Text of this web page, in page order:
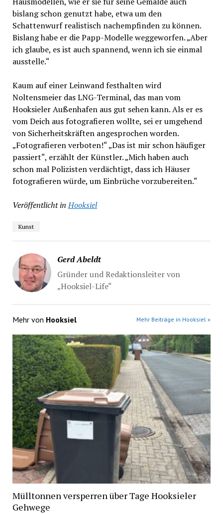
bislang schon genutzt habe, etwa um den
Schattenwurf realistisch nachempfinden zu können.
Bislang habe er die Papp-Modelle weggeworfen. „Aber
ich glaube, es ist auch spannend, wenn ich sie einmal
ausstelle.“
Kaum auf einer Leinwand festhalten wird
Noltensmeier das LNG-Terminal, das man vom
Hooksieler Außenhafen aus gut sehen kann. Als er es
vom Deich aus fotografieren wollte, sei er umgehend
von Sicherheitskräften angesprochen worden.
„Fotografieren verboten!“ „Das ist mir schon häufiger
passiert“, erzählt der Künstler. „Mich haben auch
schon mal Polizisten verdächtigt, dass ich Häuser
fotografieren würde, um Einbrüche vorzubereiten.“
Veröffentlicht in Hooksiel
Kunst
Gerd Abeldt
Gründer und Redaktionsleiter von
„Hooksiel-Life“
Mehr von Hooksiel Mehr Beiträge in Hooksiel »
Mülltonnen versperren über Tage Hooksieler
Gehwege